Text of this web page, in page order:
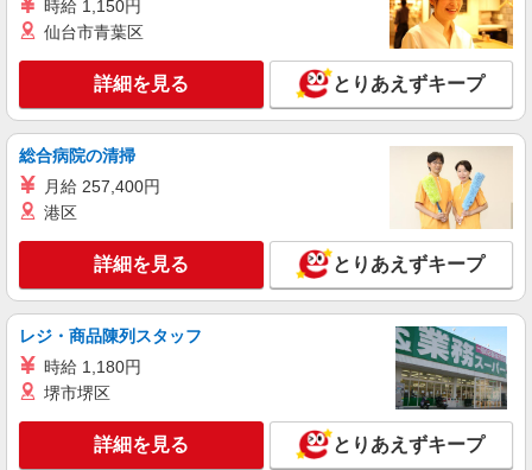
派遣社員
株式会社kotrio /●NR-H-2068586
生駒市のデイサービス♪日勤のみ！残業ゼロで
趣味も満喫
時給1500円〜2125円 ＜日払い有/週払い有/交
生駒市内 ※東生駒駅から車5分ほど
キープ 詳細を見る
派遣社員
株式会社kotrio /●NR-H-1882569
東生駒駅近く★デイサービスで清掃/整理整頓
時給1500円〜2125円 ＜日払い有/週払い有/交
通費全支給(ガソリン代含む)＞
生駒市内 ※東生駒駅から車5分ほど
時給 1,150円
仙台市青葉区
詳細を見る とりあえずキープ
総合病院の清掃
月給 257,400円
港区
詳細を見る とりあえずキープ
レジ・商品陳列スタッフ
時給 1,180円
堺市堺区
詳細を見る とりあえずキープ